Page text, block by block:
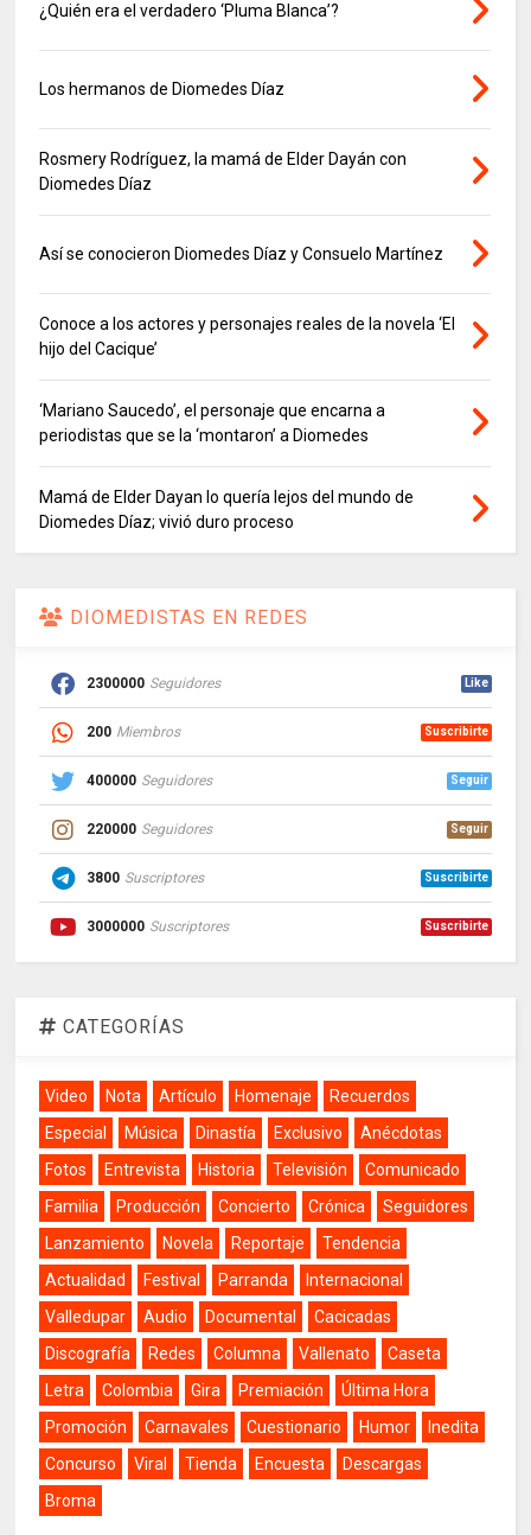
¿Quién era el verdadero ‘Pluma Blanca’?
Los hermanos de Diomedes Díaz
Rosmery Rodríguez, la mamá de Elder Dayán con
Diomedes Díaz
Así se conocieron Diomedes Díaz y Consuelo Martínez
Conoce a los actores y personajes reales de la novela ‘El
hijo del Cacique’
‘Mariano Saucedo’, el personaje que encarna a
periodistas que se la ‘montaron’ a Diomedes
Mamá de Elder Dayan lo quería lejos del mundo de
Diomedes Díaz; vivió duro proceso
DIOMEDISTAS EN REDES
2300000 Seguidores Like
200 Miembros Suscribirte
400000 Seguidores Seguir
220000 Seguidores Seguir
3800 Suscriptores Suscribirte
3000000 Suscriptores Suscribirte
CATEGORÍAS
Video Nota Artículo Homenaje
Recuerdos
Especial
Música Dinastía Exclusivo
Anécdotas
Fotos
Entrevista Historia Televisión
Comunicado
Familia
Producción Concierto Crónica
Seguidores
Lanzamiento
Novela Reportaje
Tendencia
Actualidad
Festival Parranda
Internacional
Valledupar
Audio Documental
Cacicadas
Discografía
Redes Columna Vallenato
Caseta
Letra
Colombia Gira Premiación
Última Hora
Promoción
Carnavales Cuestionario Humor
Inedita
Concurso
Viral Tienda Encuesta
Descargas
Broma